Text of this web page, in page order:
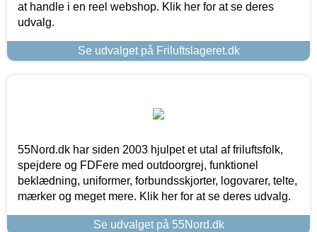
at handle i en reel webshop. Klik her for at se deres
udvalg.
Se udvalget på Friluftslageret.dk
55Nord.dk har siden 2003 hjulpet et utal af friluftsfolk,
spejdere og FDFere med outdoorgrej, funktionel
beklædning, uniformer, forbundsskjorter, logovarer, telte,
mærker og meget mere. Klik her for at se deres udvalg.
Se udvalget på 55Nord.dk